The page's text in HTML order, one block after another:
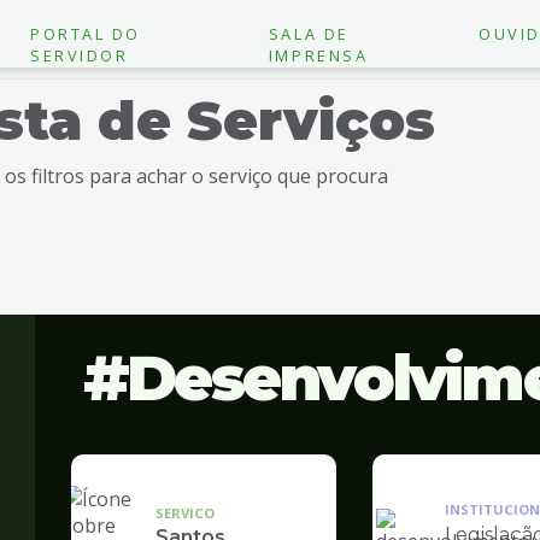
PORTAL DO
SERVIDOR
SALA DE
IMPRENSA
de Serviços
os filtros para achar o serviço que procura
SERVICO